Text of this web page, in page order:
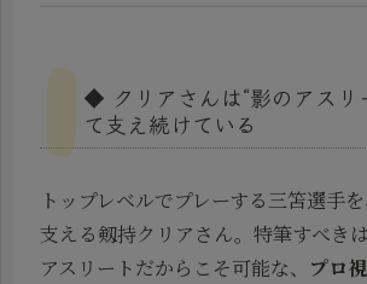
◆ クリアさんは“影のアスリ
て支え続けている
トップレベルでプレーする三笘選手
支える剱持クリアさん。特筆すべき
アスリートだからこそ可能な、 プロ